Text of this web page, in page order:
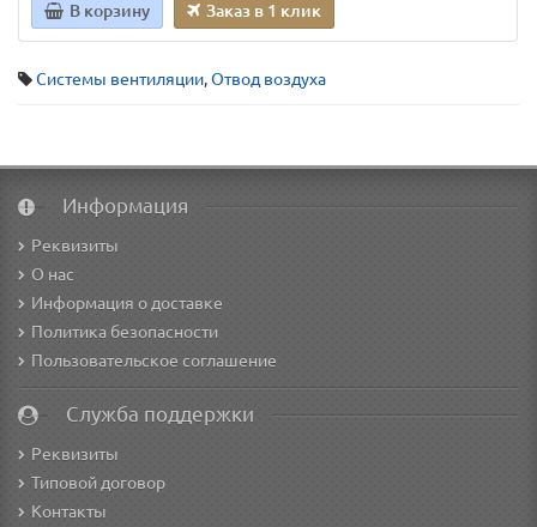
В корзину Заказ в 1 клик
Системы вентиляции,Отвод воздуха
Информация
Реквизиты
О нас
Информация о доставке
Политика безопасности
Пользовательское соглашение
Служба поддержки
Реквизиты
Типовой договор
Контакты